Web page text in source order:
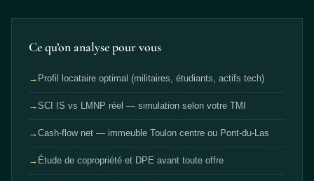
Ce qu’on analyse pour vous
→ Profil locataire optimal (militaires, étudiants, actifs tech)
→SCI IS vs LMNP réel — simulation selon votre TMI
→Cash-flow net — immeuble Toulon centre ou Pont-du-Las
→ Étude de copropriété et DPE avant toute offre